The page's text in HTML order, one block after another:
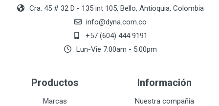
Cra. 45 # 32 D - 135 int 105, Bello, Antioquia, Colombia
info@dyna.com.co
+57 (604) 444 9191
Lun-Vie 7:00am - 5:00pm
Productos
Marcas
Información
Nuestra compañia